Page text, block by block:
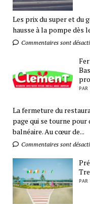
Les prix du super et du
hausse à la pompe dès
Commentaires sont
PAR
La fermeture du
page qui se tourne
balnéaire. Au cœur de...
Commentaires sont
PAR